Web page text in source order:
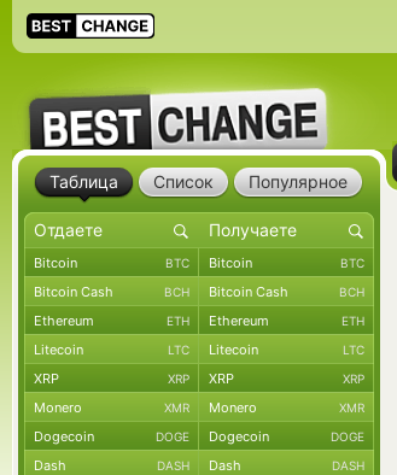
Таблица Список Популярное
Bitcoin BTC Bitcoin BTC
Bitcoin Cash BCH Bitcoin Cash BCH
Ethereum ETH Ethereum ETH
Litecoin LTC Litecoin LTC
XRP XRP XRP XRP
Monero XMR Monero XMR
Dogecoin DOGE Dogecoin DOGE
Dash DASH Dash DASH